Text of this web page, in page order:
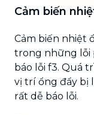
Cảm biến
Cảm biến nhiệt
trong những lỗi
báo lỗi f3. Quá
vị trí ổng đẩy bị
rất dễ báo lỗi.